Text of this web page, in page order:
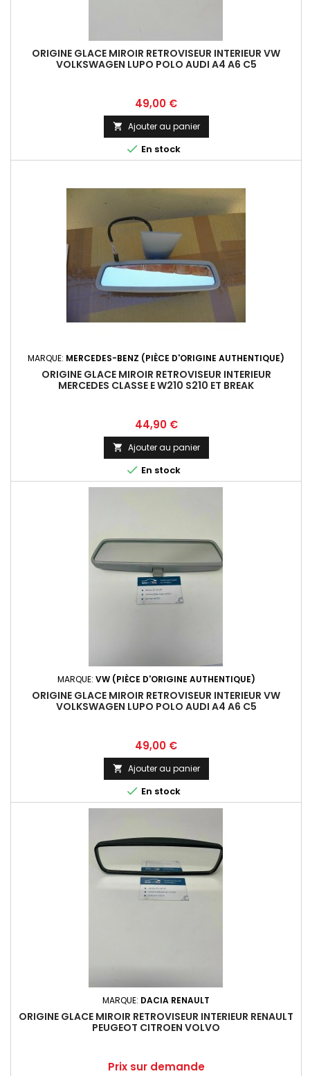
ORIGINE GLACE MIROIR RETROVISEUR INTERIEUR VW
VOLKSWAGEN LUPO POLO AUDI A4 A6 C5
Prix
49,00 €
 Ajouter au panier
 En stock
MARQUE: MERCEDES-BENZ (PIÈCE D'ORIGINE AUTHENTIQUE)
ORIGINE GLACE MIROIR RETROVISEUR INTERIEUR
MERCEDES CLASSE E W210 S210 ET BREAK
Prix
44,90 €
 Ajouter au panier
 En stock
MARQUE: VW (PIÈCE D'ORIGINE AUTHENTIQUE)
ORIGINE GLACE MIROIR RETROVISEUR INTERIEUR VW
VOLKSWAGEN LUPO POLO AUDI A4 A6 C5
Prix
49,00 €
 Ajouter au panier
 En stock
MARQUE: DACIA RENAULT
ORIGINE GLACE MIROIR RETROVISEUR INTERIEUR RENAULT
PEUGEOT CITROEN VOLVO
Prix
Prix sur demande